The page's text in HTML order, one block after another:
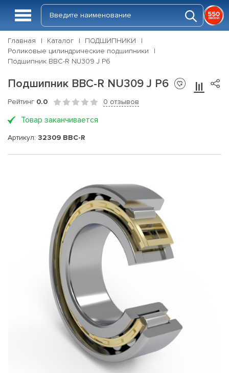
Главная Каталог
ПОДШИПНИКИ
Роликовые цилиндрические подшипники
Подшипник BBC-R NU309 J P6
Подшипник BBC-R NU309 J P6
Рейтинг 0.0 0 отзывов
Товар заканчивается
Артикул: 32309 BBC-R